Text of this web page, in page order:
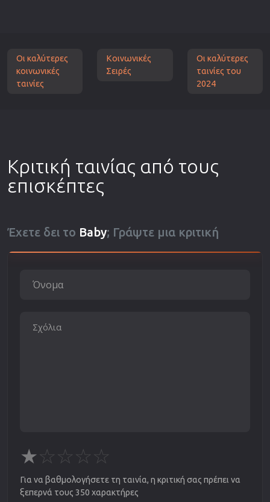
Οι καλύτερες
κοινωνικές
ταινίες
Κοινωνικές
Σειρές
Οι καλύτερες
ταινίες του
2024
Κριτική ταινίας από τους
επισκέπτες
Έχετε δει το Baby; Γράψτε μια κριτική
★☆☆☆☆
Για να βαθμολογήσετε τη ταινία, η κριτική σας πρέπει να
ξεπερνά τους 350 χαρακτήρες